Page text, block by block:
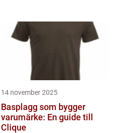
14 november 2025
Basplagg som bygger
varumärke: En guide till
Clique